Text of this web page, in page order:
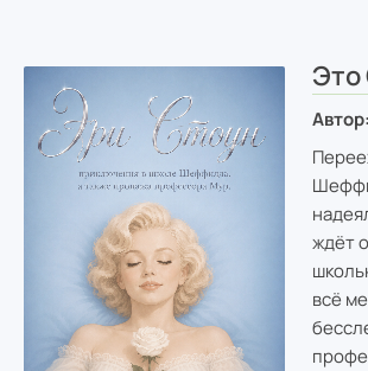
Это
Автор:
ждёт
всё